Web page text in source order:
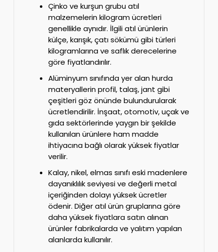
Çinko ve kurşun grubu atıl
malzemelerin kilogram ücretleri
genellikle aynıdır. İlgili atıl ürünlerin
külçe, karışık, çatı sökümü gibi türleri
kilogramlarına ve saflık derecelerine
göre fiyatlandırılır.
Alüminyum sınıfında yer alan hurda
materyallerin profil, talaş, jant gibi
çeşitleri göz önünde bulundurularak
ücretlendirilir. İnşaat, otomotiv, uçak ve
gıda sektörlerinde yaygın bir şekilde
kullanılan ürünlere ham madde
ihtiyacına bağlı olarak yüksek fiyatlar
verilir.
Kalay, nikel, elmas sınıfı eski madenlere
dayanıklılık seviyesi ve değerli metal
içeriğinden dolayı yüksek ücretler
ödenir. Diğer atıl ürün gruplarına göre
daha yüksek fiyatlara satın alınan
ürünler fabrikalarda ve yalıtım yapılan
alanlarda kullanılır.